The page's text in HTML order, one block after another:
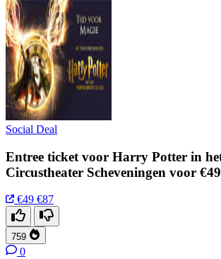
Social Deal
Entree ticket voor Harry Potter in
Circustheater Scheveningen voor €49
€49 €87
759
0